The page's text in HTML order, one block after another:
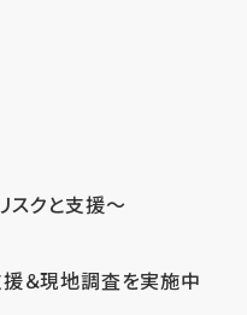
スクと支援～
援＆現地調査を実施中